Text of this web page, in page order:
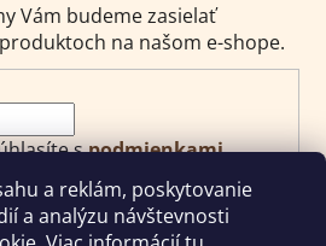
a reklám, poskytovanie
a analýzu návštevnosti
Vám budeme zasielať
na našom e-shope.
spodmienkami